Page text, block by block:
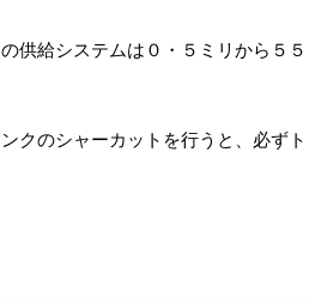
供給システムは０・５ミリから５
クのシャーカットを行うと、必ず